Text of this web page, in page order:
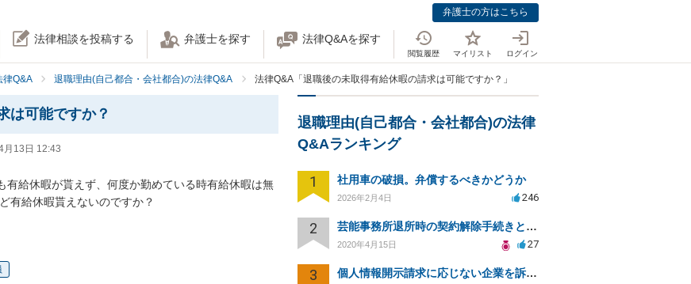
弁護士の方はこちら
法律相談を投稿する 弁護士を探す 法律Q&Aを探す
閲覧履歴 マイリスト ログイン
律Q&A 退職理由(自己都合・会社都合)の法律Q&A 法律Q&A「退職後の未取得有給休暇の請求は可能ですか？」
は可能ですか？
月13日 12:43
給休暇が貰えず、何度か勤めている時有給休暇は無
有給休暇貰えないのですか？
退職理由(自己都合・会社都合)の法律
Q&Aランキング
1 社用車の破損。弁償するべきかどうか
2026年2月4日 246
2 芸能事務所退所時の契約解除手続きと注意事項
2020年4月15日 27
3 個人情報開示請求に応じない企業を訴えたい